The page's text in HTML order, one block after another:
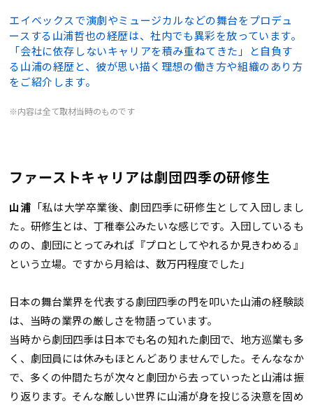
エイベックスで演劇やミュージカルなどの舞台をプロデュ
ースする山浦哲也の経歴は、社内でも異彩を放っています。
「会社に依存しないキャリアを積み重ねてきた」と自負す
る山浦の経歴と、彼が思い描く理想の働き方や組織のあり方
をご紹介します。
※内容は全て取材当時のものです
ファーストキャリアは劇団四季の研修生
山浦 「私は大学卒業後、劇団四季に研修生として入団しまし
た。研修生とは、丁稚奉公みたいな感じです。入団しているも
のの、劇団にとってみれば『プロとしてやれるか見きわめる』
という立場。ですから月給は、数万円程度でした」
日本の舞台業界を代表する劇団四季の門を叩いた山浦の経験談
は、当時の業界の厳しさを物語っています。
当時から劇団四季は日本でも名の知れた劇団で、地方巡業も多
く、劇団員には休みもほとんどありませんでした。そんななか
で、多くの仲間たちが次々と劇団から去っていったと山浦は振
り返ります。そんな厳しい世界に山浦が身を投じる決意を固め